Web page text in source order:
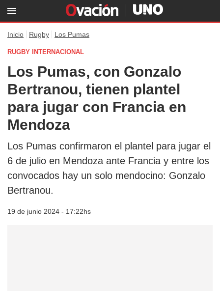
Inicio Rugby Los Pumas
RUGBY INTERNACIONAL
Los Pumas, con Gonzalo
Bertranou, tienen plantel
para jugar con Francia en
Mendoza
Los Pumas confirmaron el plantel para jugar el
6 de julio en Mendoza ante Francia y entre los
convocados hay un solo mendocino: Gonzalo
Bertranou.
19 de junio 2024 - 17:22hs